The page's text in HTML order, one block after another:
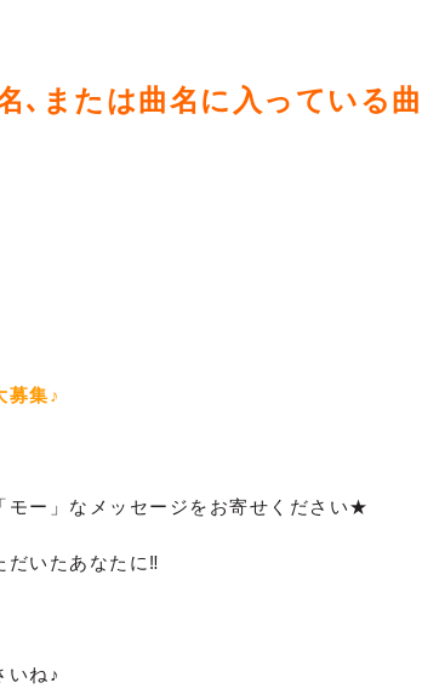
､または曲名に入っている曲
募集♪
モー」なメッセージをお寄せください★
だいたあなたに‼
いね♪